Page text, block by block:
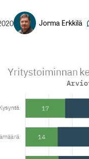
Jorma Erkkilä